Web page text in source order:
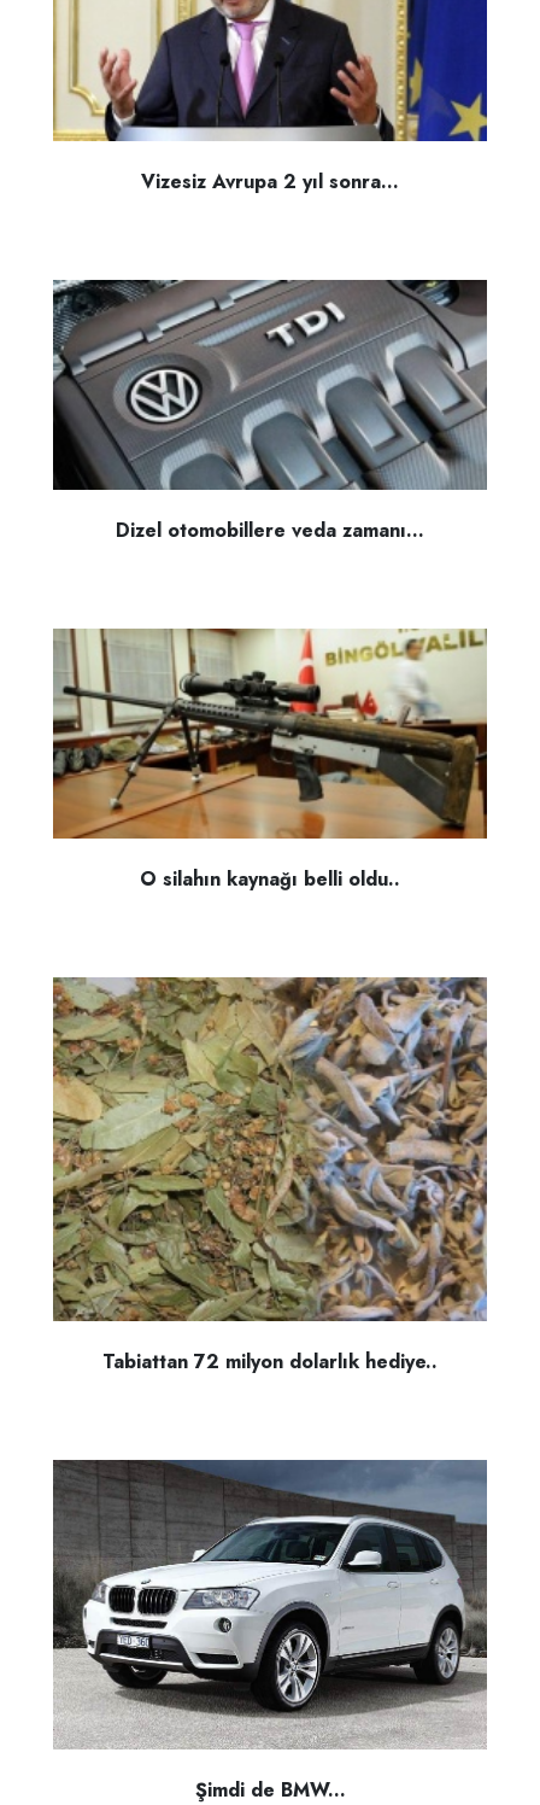
Vizesiz Avrupa 2 yıl sonra...
Dizel otomobillere veda zamanı...
O silahın kaynağı belli oldu..
Tabiattan 72 milyon dolarlık hediye..
Şimdi de BMW...